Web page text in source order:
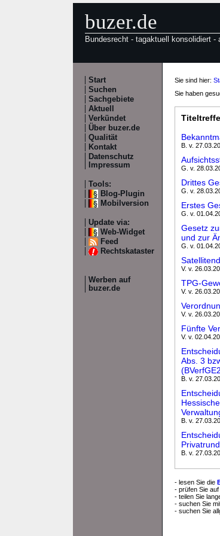
buzer.de
Bundesrecht - tagaktuell konsolidiert -
Start
Suchen
Sachgebiete
Aktuell
Verkündet
Über buzer.de
Qualität
Kontakt
Datenschutz
Impressum
Tools:
Blog-Plugin
Mobilversion
Update via:
Web-Widget
Feed
Rechtskataster
Werben auf
buzer.de
Sie sind hier:
Sie haben
B. v.
G. v.
Drittes
G. v.
Erstes
G. v.
Gesetz
und zur
G. v.
V. v.
TPG-
V. v.
V. v.
Fünfte
V. v.
Abs. 3
B. v.
B. v.
B. v.
- lesen Sie die
- prüfen Sie
- teilen Sie
- suchen Sie
- suchen Sie